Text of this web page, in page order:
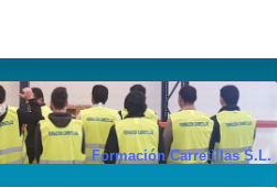
Formación Carretillas S.L.